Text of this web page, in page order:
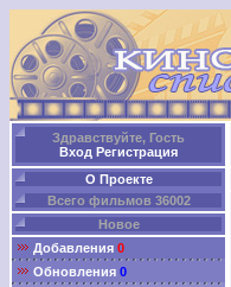
Здравствуйте, Гость
Вход Регистрация
О Проекте
Всего фильмов 36002
Новое
Добавления 0
Обновления 0